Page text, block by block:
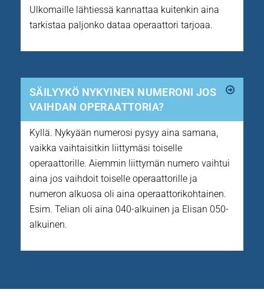
Ulkomaille lähtiessä kannattaa kuitenkin aina
tarkistaa paljonko dataa operaattori tarjoaa.
SÄILYYKÖ NYKYINEN NUMERONI JOS
VAIHDAN OPERAATTORIA?
Kyllä. Nykyään numerosi pysyy aina samana,
vaikka vaihtaisitkin liittymäsi toiselle
operaattorille. Aiemmin liittymän numero vaihtui
aina jos vaihdoit toiselle operaattorille ja
numeron alkuosa oli aina operaattorikohtainen.
Esim. Telian oli aina 040-alkuinen ja Elisan 050-
alkuinen.